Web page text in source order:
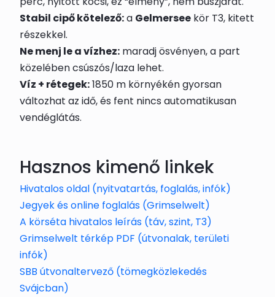
Stabil cipő kötelező:a Gelmersee kör T3, kitett
részekkel.
Ne menj le a vízhez: maradj ösvényen, a part
közelében csúszós/laza lehet.
Víz + rétegek:1850 m környékén gyorsan
változhat az idő, és fent nincs automatikusan
vendéglátás.
Hasznos kimenő linkek
Hivatalos oldal (nyitvatartás, foglalás, infók)
Jegyek és online foglalás (Grimselwelt)
A körséta hivatalos leírás (táv, szint, T3)
Grimselwelt térkép PDF (útvonalak, területi
infók)
SBB útvonaltervező (tömegközlekedés
Svájcban)